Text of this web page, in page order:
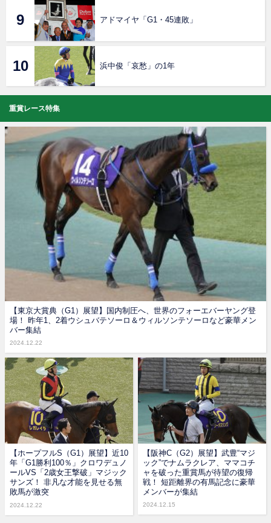
アドマイヤ「G1・45連敗」
浜中俊「哀愁」の1年
重賞レース特集
【東京大賞典（G1）展望】国内制圧へ、世界のフォーエバーヤング登
場！ 昨年1、2着ウシュバテソーロ＆ウィルソンテソーロなど豪華メン
バー集結
2024.12.22
【ホープフルS（G1）展望】近10
年「G1勝利100％」クロワデュノ
ールVS「2歳女王撃破」マジック
サンズ！ 非凡な才能を見せる無
敗馬が激突
2024.12.22
【阪神C（G2）展望】武豊“マジ
ック”でナムラクレア、ママコチ
ャを破った重賞馬が待望の復帰
戦！ 短距離界の有馬記念に豪華
メンバーが集結
2024.12.15